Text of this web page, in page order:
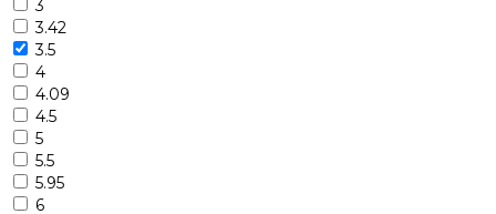
3
3.42
3.5
4
4.09
4.5
5
5.5
5.95
6